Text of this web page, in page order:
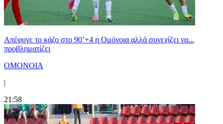
Απέφυγε το κάζο στο 90’+4 η Ομόνοια αλλά συνεχίζει να...
προβληματίζει
ΟΜΟΝΟΙΑ
|
21:58